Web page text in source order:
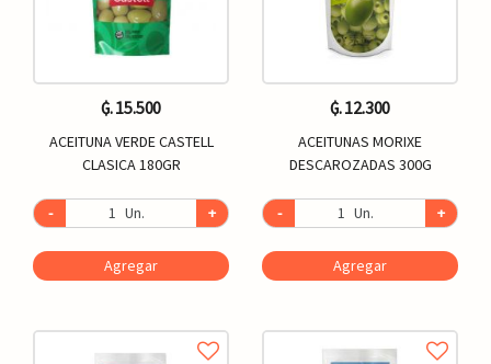
₲. 15.500
ACEITUNA VERDE CASTELL
CLASICA 180GR
- Un. +
Agregar
₲. 12.300
ACEITUNAS MORIXE
DESCAROZADAS 300G
- Un. +
Agregar